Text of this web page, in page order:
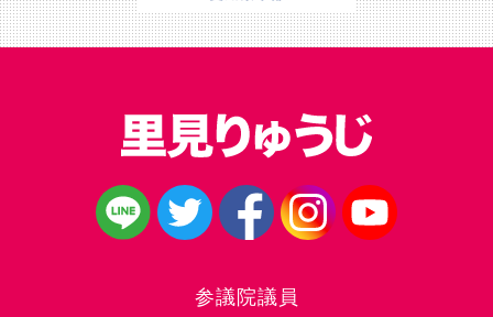
参議院議員